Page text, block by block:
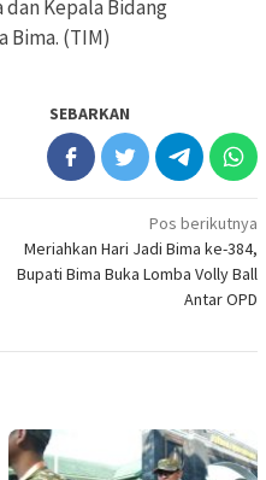
dan Kepala Bidang
Bima. (TIM)
SEBARKAN
Pos berikutnya
Meriahkan Hari Jadi Bima ke-384,
Bupati Bima Buka Lomba Volly Ball
Antar OPD